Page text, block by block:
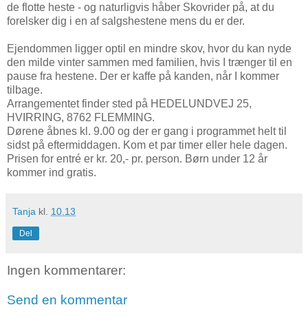
de flotte heste - og naturligvis håber Skovrider på, at du
forelsker dig i en af salgshestene mens du er der.
Ejendommen ligger optil en mindre skov, hvor du kan nyde
den milde vinter sammen med familien, hvis I trænger til en
pause fra hestene. Der er kaffe på kanden, når I kommer
tilbage.
Arrangementet finder sted på HEDELUNDVEJ 25,
HVIRRING, 8762 FLEMMING.
Dørene åbnes kl. 9.00 og der er gang i programmet helt til
sidst på eftermiddagen. Kom et par timer eller hele dagen.
Prisen for entré er kr. 20,- pr. person. Børn under 12 år
kommer ind gratis.
Tanja kl. 10.13
Del
Ingen kommentarer:
Send en kommentar